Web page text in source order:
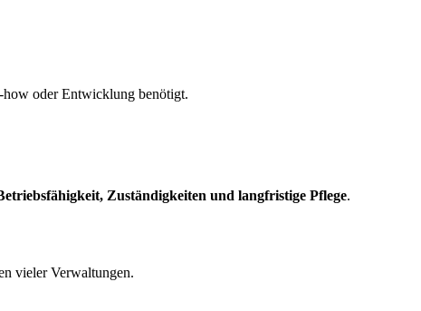
how oder Entwicklung benötigt.
Zuständigkeiten und langfristige Pflege.
vieler Verwaltungen.